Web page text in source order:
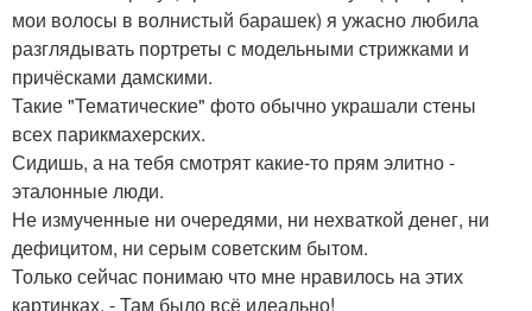
мои волосы в волнистый барашек) я ужасно любила
разглядывать портреты с модельными стрижками и
причёсками дамскими.
Такие "Тематические" фото обычно украшали стены
всех парикмахерских.
Сидишь, а на тебя смотрят какие-то прям элитно -
эталонные люди.
Не измученные ни очередями, ни нехваткой денег, ни
дефицитом, ни серым советским бытом.
Только сейчас понимаю что мне нравилось на этих
картинках. - Там было всё идеально!